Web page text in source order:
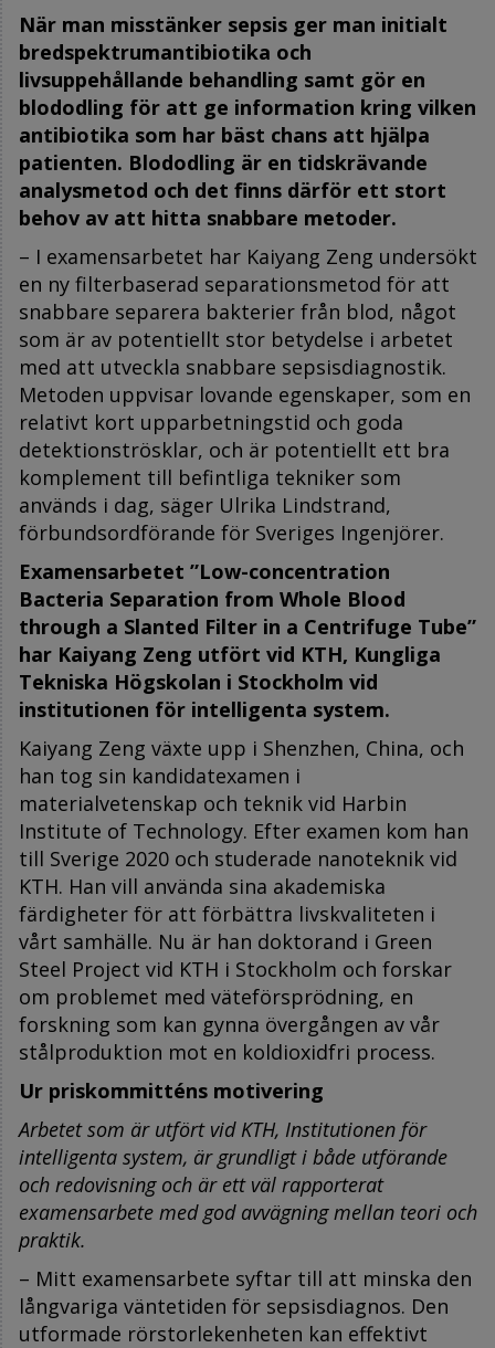
När man misstänker sepsis ger man initialt
bredspektrumantibiotika och
livsuppehållande behandling samt gör en
blododling för att ge information kring vilken
antibiotika som har bäst chans att hjälpa
patienten. Blododling är en tidskrävande
analysmetod och det finns därför ett stort
behov av att hitta snabbare metoder.
– I examensarbetet har Kaiyang Zeng undersökt
en ny filterbaserad separationsmetod för att
snabbare separera bakterier från blod, något
som är av potentiellt stor betydelse i arbetet
med att utveckla snabbare sepsisdiagnostik.
Metoden uppvisar lovande egenskaper, som en
relativt kort upparbetningstid och goda
detektionströsklar, och är potentiellt ett bra
komplement till befintliga tekniker som
används i dag, säger Ulrika Lindstrand,
förbundsordförande för Sveriges Ingenjörer.
Examensarbetet ”Low-concentration
Bacteria Separation from Whole Blood
through a Slanted Filter in a Centrifuge Tube”
har Kaiyang Zeng utfört vid KTH, Kungliga
Tekniska Högskolan i Stockholm vid
institutionen för intelligenta system.
Kaiyang Zeng växte upp i Shenzhen, China, och
han tog sin kandidatexamen i
materialvetenskap och teknik vid Harbin
Institute of Technology. Efter examen kom han
till Sverige 2020 och studerade nanoteknik vid
KTH. Han vill använda sina akademiska
färdigheter för att förbättra livskvaliteten i
vårt samhälle. Nu är han doktorand i Green
Steel Project vid KTH i Stockholm och forskar
om problemet med väteförsprödning, en
forskning som kan gynna övergången av vår
stålproduktion mot en koldioxidfri process.
Ur priskommitténs motivering
Arbetet som är utfört vid KTH, Institutionen för
intelligenta system, är grundligt i både utförande
och redovisning och är ett väl rapporterat
examensarbete med god avvägning mellan teori och
praktik.
– Mitt examensarbete syftar till att minska den
långvariga väntetiden för sepsisdiagnos. Den
utformade rörstorlekenheten kan effektivt